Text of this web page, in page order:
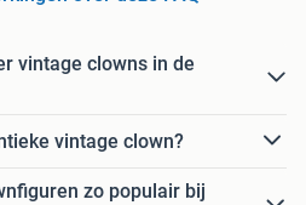
vintage clowns in de
vintage clown?
zo populair bij